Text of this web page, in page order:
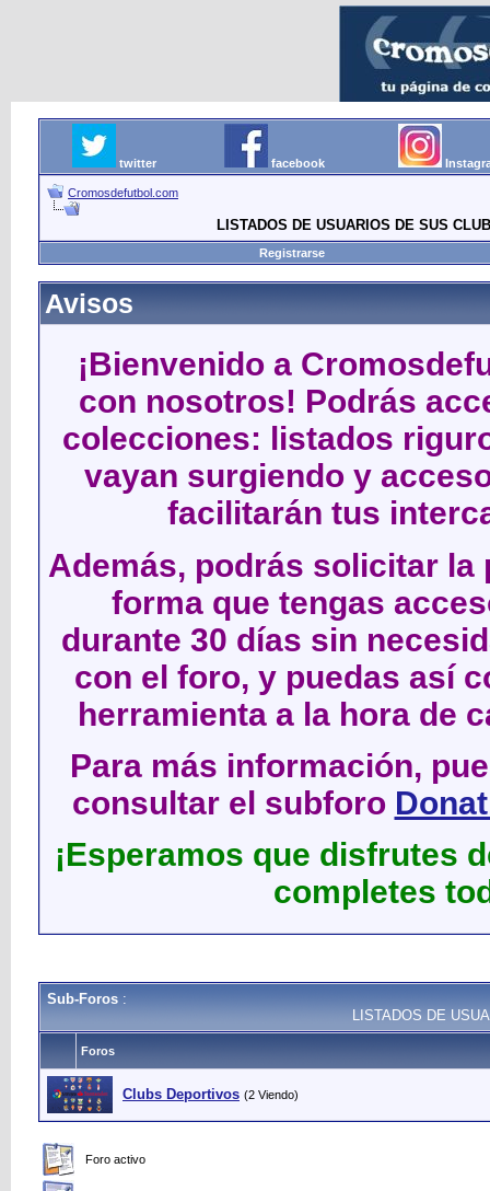
twitter facebook
Cromosdefutbol.com
LISTADOS DE USUARIOS DE SUS
Registrarse
Avisos
¡Bienvenido a
con nosotros! Podrás
colecciones: listados
vayan surgiendo y
facilitarán tus
Además, podrás solicitar
forma que tengas
durante 30 días sin
con el foro, y puedas así
herramienta a la hora de
Para más información,
consultar el subforo
¡Esperamos que disfrutes
completes
Sub-Foros :
LISTADOS DE
Foros
Clubs Deportivos (2 Viendo)
Foro activo